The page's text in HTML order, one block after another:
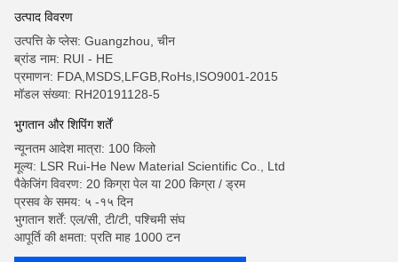
उत्पाद विवरण
उत्पत्ति के प्लेस: Guangzhou, चीन
ब्रांड नाम: RUI - HE
प्रमाणन: FDA,MSDS,LFGB,RoHs,ISO9001-2015
मॉडल संख्या: RH20191128-5
भुगतान और शिपिंग शर्तें
न्यूनतम आदेश मात्रा: 100 किलो
मूल्य: LSR Rui-He New Material Scientific Co., Ltd
पैकेजिंग विवरण: 20 किग्रा पेल या 200 किग्रा / ड्रम
प्रसव के समय: ५ -१५ दिन
भुगतान शर्तें: एल/सी, टी/टी, पश्चिमी संघ
आपूर्ति की क्षमता: प्रति माह 1000 टन